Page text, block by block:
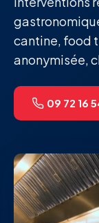
cantine, food
anonymisée,
09 72 16